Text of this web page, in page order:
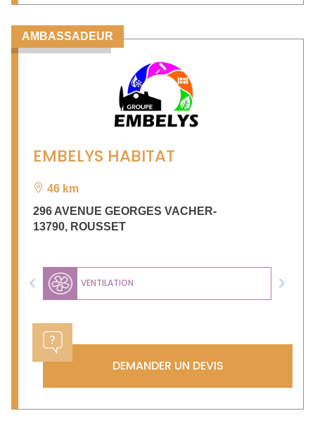
AMBASSADEUR
EMBELYS HABITAT
46 km
296 AVENUE GEORGES VACHER-
13790, ROUSSET
VENTILATION
Previous Next
DEMANDER UN DEVIS